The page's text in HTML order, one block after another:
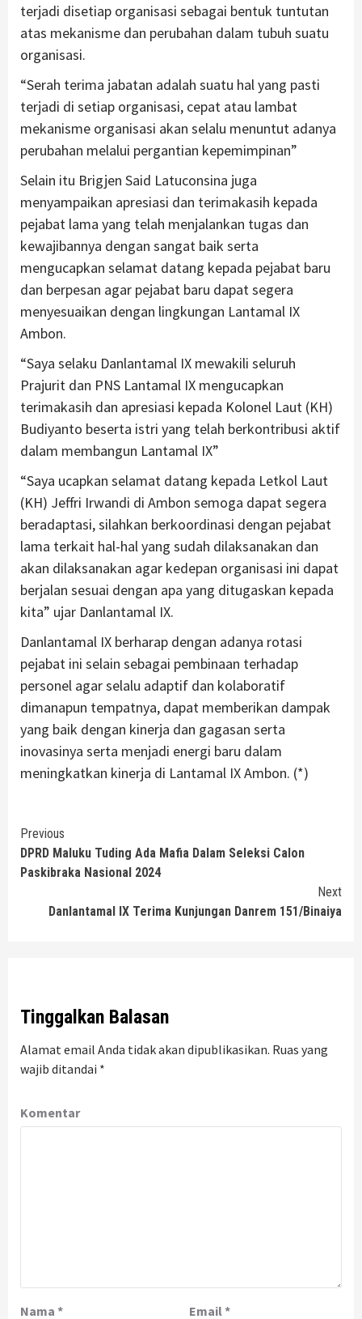
terjadi disetiap organisasi sebagai bentuk tuntutan
atas mekanisme dan perubahan dalam tubuh suatu
organisasi.
“Serah terima jabatan adalah suatu hal yang pasti
terjadi di setiap organisasi, cepat atau lambat
mekanisme organisasi akan selalu menuntut adanya
perubahan melalui pergantian kepemimpinan”
Selain itu Brigjen Said Latuconsina juga
menyampaikan apresiasi dan terimakasih kepada
pejabat lama yang telah menjalankan tugas dan
kewajibannya dengan sangat baik serta
mengucapkan selamat datang kepada pejabat baru
dan berpesan agar pejabat baru dapat segera
menyesuaikan dengan lingkungan Lantamal IX
Ambon.
“Saya selaku Danlantamal IX mewakili seluruh
Prajurit dan PNS Lantamal IX mengucapkan
terimakasih dan apresiasi kepada Kolonel Laut (KH)
Budiyanto beserta istri yang telah berkontribusi aktif
dalam membangun Lantamal IX”
“Saya ucapkan selamat datang kepada Letkol Laut
(KH) Jeffri Irwandi di Ambon semoga dapat segera
beradaptasi, silahkan berkoordinasi dengan pejabat
lama terkait hal-hal yang sudah dilaksanakan dan
akan dilaksanakan agar kedepan organisasi ini dapat
berjalan sesuai dengan apa yang ditugaskan kepada
kita” ujar Danlantamal IX.
Danlantamal IX berharap dengan adanya rotasi
pejabat ini selain sebagai pembinaan terhadap
personel agar selalu adaptif dan kolaboratif
dimanapun tempatnya, dapat memberikan dampak
yang baik dengan kinerja dan gagasan serta
inovasinya serta menjadi energi baru dalam
meningkatkan kinerja di Lantamal IX Ambon. (*)
Continue
Reading
Previous
DPRD Maluku Tuding Ada Mafia Dalam Seleksi Calon
Paskibraka Nasional 2024
Next
Danlantamal IX Terima Kunjungan Danrem 151/Binaiya
Tinggalkan Balasan
Alamat email Anda tidak akan dipublikasikan. Ruas yang
wajib ditandai *
Komentar
Nama * Email *